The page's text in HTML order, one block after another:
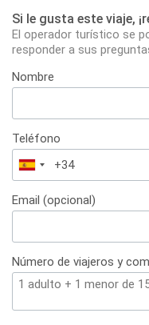
Si le gusta este viaje,
El operador turístico se
responder a sus
Nombre
Teléfono
España
+34
Email (opcional)
Número de viajeros y